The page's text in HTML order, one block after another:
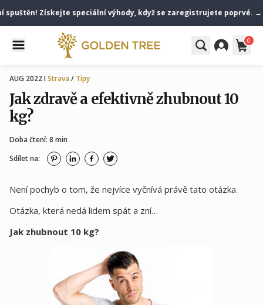
Získejte speciální výhody, když se zaregistrujete poprvé. →
0
AUG 2022 IStrava / Tipy
Jak zdravě a efektivně zhubnout 10
kg?
Doba čtení: 8 min
Sdílet na:
Není pochyb o tom, že nejvíce vyčnívá právě tato otázka.
Otázka, která nedá lidem spát a zní…
Jak zhubnout 10 kg?